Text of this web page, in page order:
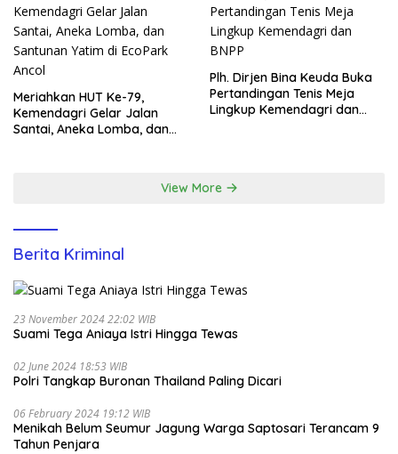
Meriahkan HUT Ke-79,
Kemendagri Gelar Jalan
Santai, Aneka Lomba, dan
Plh. Dirjen Bina Keuda Buka
Pertandingan Tenis Meja
Lingkup Kemendagri dan
View More
Berita Kriminal
23 November 2024 22:02 WIB
Suami Tega Aniaya Istri Hingga Tewas
02 June 2024 18:53 WIB
Polri Tangkap Buronan Thailand Paling Dicari
06 February 2024 19:12 WIB
Menikah Belum Seumur Jagung Warga Saptosari Terancam 9
Tahun Penjara